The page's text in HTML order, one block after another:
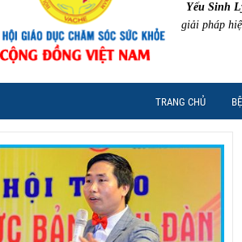
Yếu Sinh
giải pháp
TRANG CHỦ